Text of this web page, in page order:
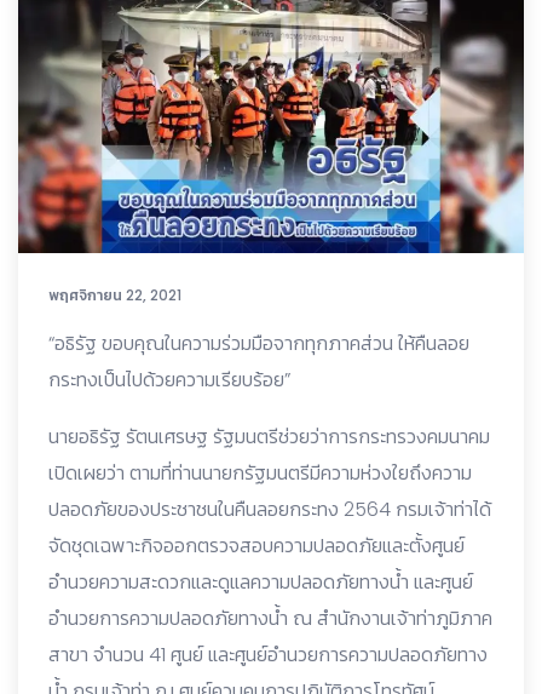
พฤศจิกายน 22, 2021
“อธิรัฐ ขอบคุณในความร่วมมือจากทุกภาคส่วน ให้คืนลอย
กระทงเป็นไปด้วยความเรียบร้อย”
นายอธิรัฐ รัตนเศรษฐ รัฐมนตรีช่วยว่าการกระทรวงคมนาคม
เปิดเผยว่า ตามที่ท่านนายกรัฐมนตรีมีความห่วงใยถึงความ
ปลอดภัยของประชาชนในคืนลอยกระทง 2564 กรมเจ้าท่าได้
จัดชุดเฉพาะกิจออกตรวจสอบความปลอดภัยและตั้งศูนย์
อำนวยความสะดวกและดูแลความปลอดภัยทางน้ำ และศูนย์
อำนวยการความปลอดภัยทางน้ำ ณ สำนักงานเจ้าท่าภูมิภาค
สาขา จำนวน 41 ศูนย์ และศูนย์อำนวยการความปลอดภัยทาง